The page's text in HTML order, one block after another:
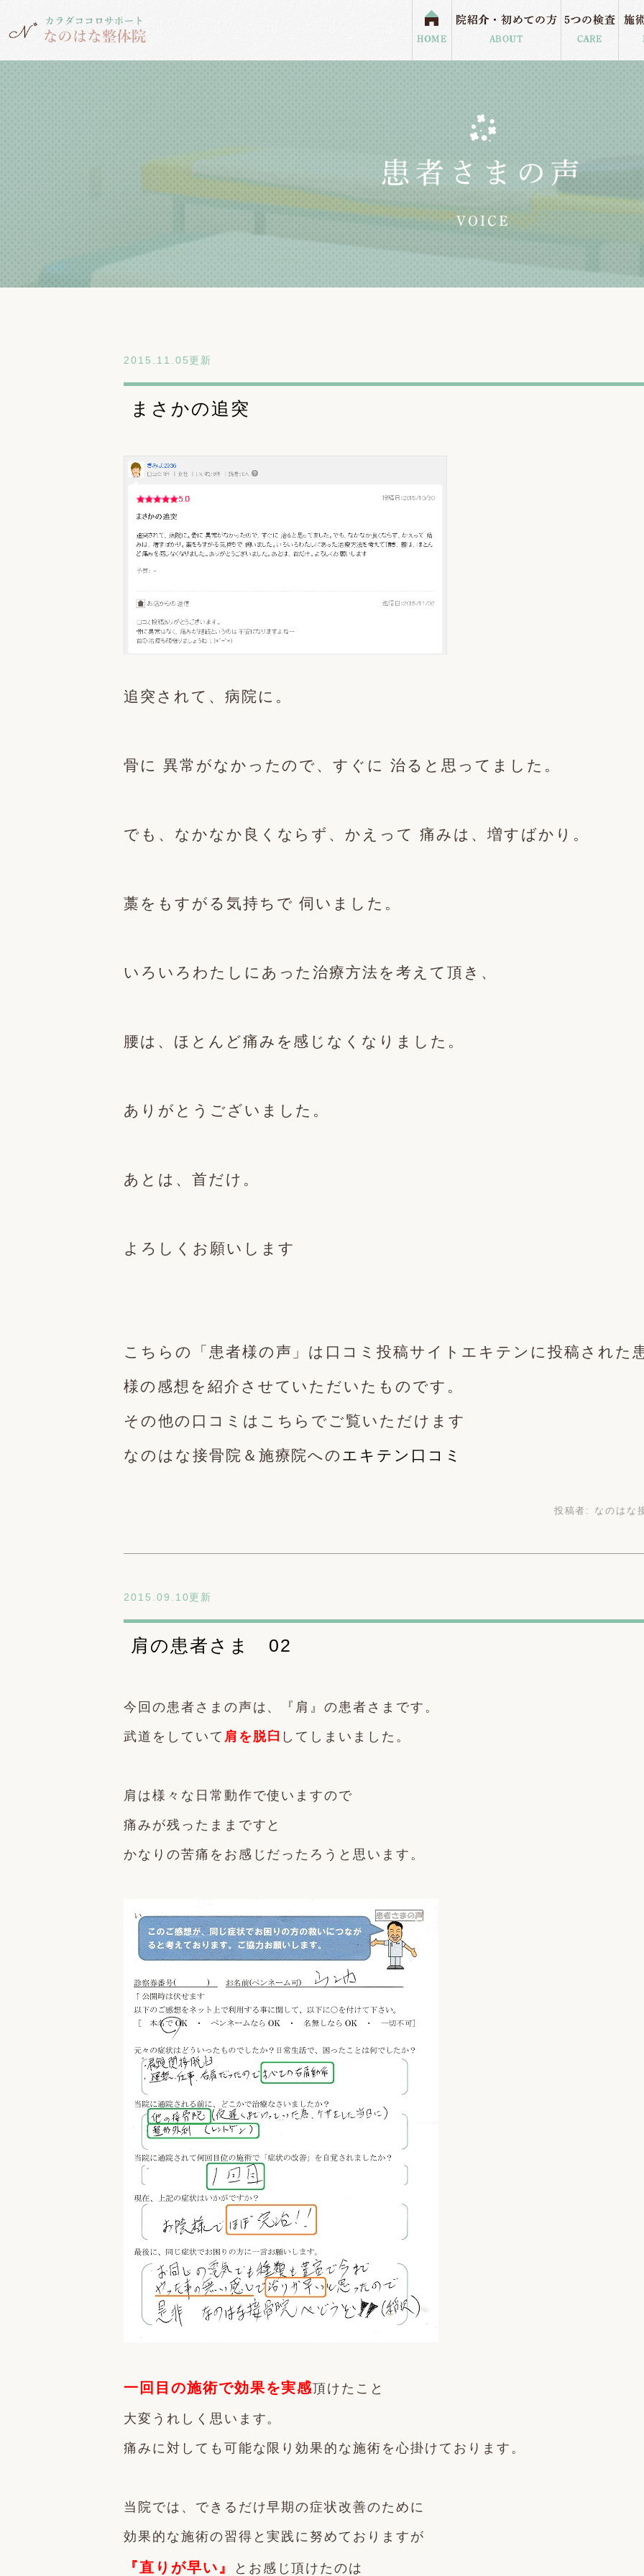
HOME
院紹介・初めての方
ABOUT
5つの検査
CARE
施
腰痛
AIからだ分析
交通事故 定期メンテナンス 産後
なのはなブログ
なのはなママブログ
患者さまの声
VOICE
2015.11.05更新
まさかの追突
追突されて、病院に。
骨に 異常がなかったので、すぐに 治ると思ってました。
でも、なかなか良くならず、かえって 痛みは、増すばかり。
藁をもすがる気持ちで 伺いました。
いろいろわたしにあった治療方法を考えて頂き、
腰は、ほとんど痛みを感じなくなりました。
ありがとうございました。
あとは、首だけ。
よろしくお願いします
こちらの「患者様の声」は口コミ投稿サイトエキテンに投稿された
様の感想を紹介させていただいたものです。
その他の口コミはこちらでご覧いただけます
なのはな接骨院＆施療院への エキテン口コミ
投稿者: なのはな
2015.09.10更新
肩の患者さま 02
今回の患者さまの声は、『肩』の患者さまです。
武道をしていて 肩を脱臼 してしまいました。
肩は様々な日常動作で使いますので
痛みが残ったままですと
かなりの苦痛をお感じだったろうと思います。
一回目の施術で効果を実感頂けたこと
大変うれしく思います。
痛みに対しても可能な限り効果的な施術を心掛けております。
当院では、できるだけ早期の症状改善のために
効果的な施術の習得と実践に努めておりますが
『直りが早い』 とお感じ頂けたのは